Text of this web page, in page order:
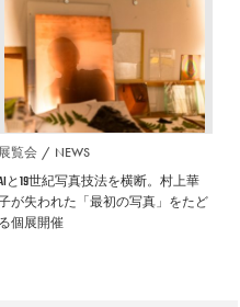
覧会 NEWS
と19世紀写真技法を横断。村上華
が失われた「最初の写真」をたど
る個展開催